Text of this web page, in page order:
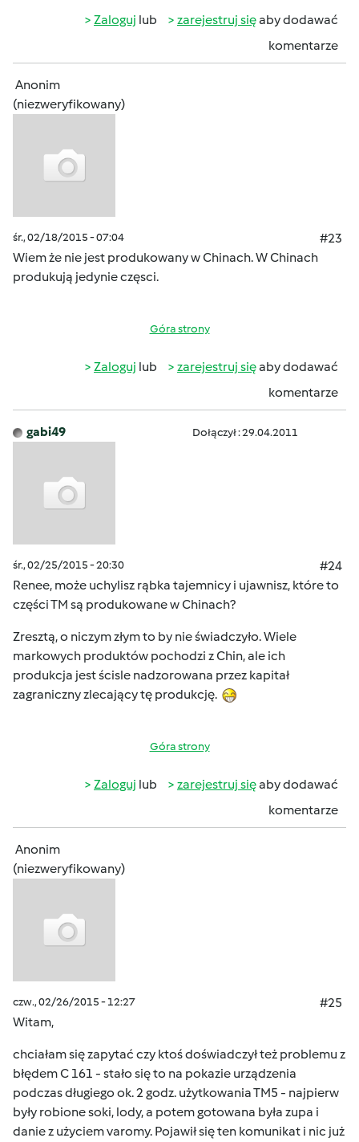
Zaloguj lub zarejestruj sięaby dodawać
komentarze
Anonim
(niezweryfikowany)
śr., 02/18/2015 - 07:04
#23
Wiem że nie jest produkowany w Chinach. W Chinach
produkują jedynie częsci.
Góra strony
Zaloguj lub zarejestruj sięaby dodawać
komentarze
gabi49 Dołączył : 29.04.2011
śr., 02/25/2015 - 20:30
#24
Renee, może uchylisz rąbka tajemnicy i ujawnisz, które to
części TM są produkowane w Chinach?
Zresztą, o niczym złym to by nie świadczyło. Wiele
markowych produktów pochodzi z Chin, ale ich
produkcja jest ścisle nadzorowana przez kapitał
zagraniczny zlecający tę produkcję.
Góra strony
Zaloguj lub zarejestruj sięaby dodawać
komentarze
Anonim
(niezweryfikowany)
czw., 02/26/2015 - 12:27
#25
Witam,
chciałam się zapytać czy ktoś doświadczył też problemu z
błędem C 161 - stało się to na pokazie urządzenia
podczas długiego ok. 2 godz. użytkowania TM5 - najpierw
były robione soki, lody, a potem gotowana była zupa i
danie z użyciem varomy. Pojawił się ten komunikat i nic już